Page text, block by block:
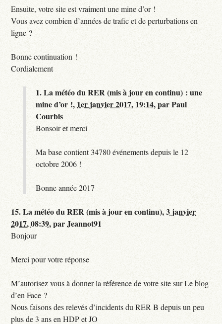
Ensuite, votre site est vraiment une mine d’or !
Vous avez combien d’années de trafic et de perturbations en
ligne ?
Bonne continuation !
Cordialement
1.La météo du RER (mis à jour en continu) : une
mine d’or !, 1er janvier 2017, 19:14,parPaul
Courbis
Bonsoir et merci
Ma base contient 34780 événements depuis le 12
octobre 2006 !
Bonne année 2017
15.La météo du RER (mis à jour en continu),3 janvier
2017, 08:39,parJeannot91
Bonjour
Merci pour votre réponse
M’autorisez vous à donner la référence de votre site sur Le blog
d’en Face ?
Nous faisons des relevés d’incidents du RER B depuis un peu
plus de 3 ans en HDP et JO